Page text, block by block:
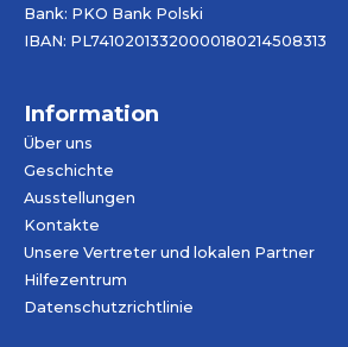
Bank: PKO Bank Polski
IBAN: PL74102013320000180214508313
Information
Über uns
Geschichte
Ausstellungen
Kontakte
Unsere Vertreter und lokalen Partner
Hilfezentrum
Datenschutzrichtlinie